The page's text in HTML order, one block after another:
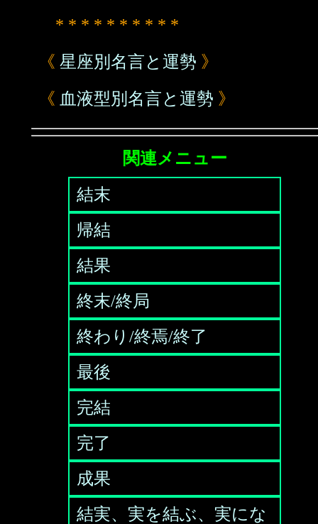
* * * * * * * * * *
《 星座別名言と運勢 》
《 血液型別名言と運勢 》
関連メニュー
結末
帰結
結果
終末/終局
終わり/終焉/終了
最後
完結
完了
成果
結実、実を結ぶ、実にな